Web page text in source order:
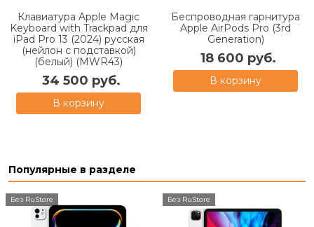
Клавиатура Apple Magic
Keyboard with Trackpad для
iPad Pro 13 (2024) русская
(нейлон с подставкой)
(белый) (MWR43)
34 500 руб.
В корзину
Беспроводная гарнитура
Apple AirPods Pro (3rd
Generation)
18 600 руб.
В корзину
Популярные в разделе
Без RuStore Без RuStore